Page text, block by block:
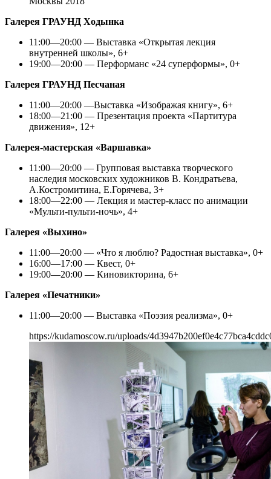
Галерея ГРАУНД Ходынка
11:00—20:00 — Выставка «Открытая лекция
внутренней школы», 6+
19:00—20:00 — Перформанс «24 суперформы», 0+
Галерея ГРАУНД Песчаная
11:00—20:00 —Выставка «Изображая книгу», 6+
18:00—21:00 — Презентация проекта «Партитура
движения», 12+
Галерея-мастерская «Варшавка»
11:00—20:00 — Групповая выставка творческого
наследия московских художников В. Кондратьева,
А.Костромитина, Е.Горячева, 3+
18:00—22:00 — Лекция и мастер-класс по анимации
«Мульти-пульти-ночь», 4+
Галерея «Выхино»
11:00—20:00 — «Что я люблю? Радостная выставка», 0+
16:00—17:00 — Квест, 0+
19:00—20:00 — Киновикторина, 6+
Галерея «Печатники»
11:00—20:00 — Выставка «Поэзия реализма», 0+
https://kudamoscow.ru/uploads/